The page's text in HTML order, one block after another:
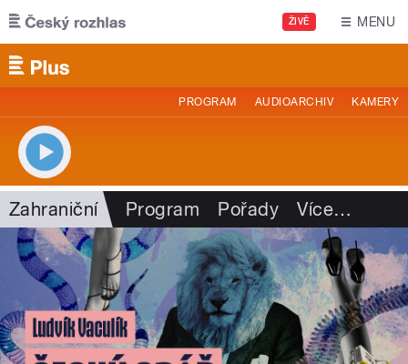
Přejít k hlavnímu obsahu
ŽIVĚ MENU
PROGRAM AUDIOARCHIV KAMERY
Zahraniční Program Pořady Více…